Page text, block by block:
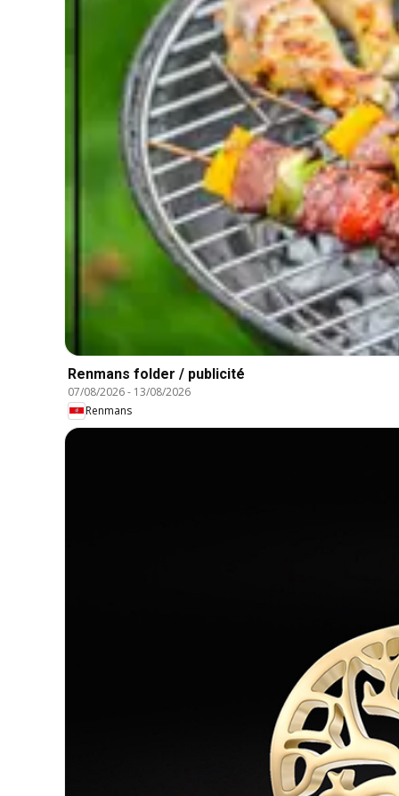
Renmans folder / publicité
07/08/2026- 13/08/2026
Renmans